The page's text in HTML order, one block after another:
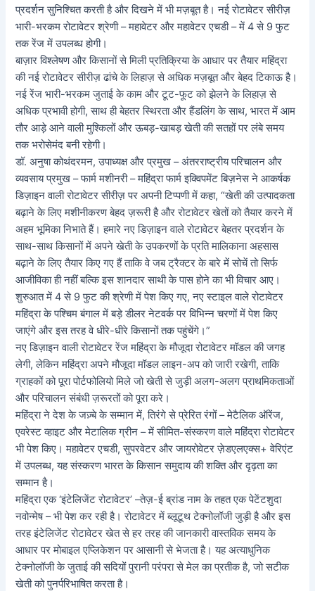
प्रदर्शन सुनिश्चित करती है और दिखने में भी मज़बूत है। नई रोटावेटर सीरीज़
भारी-भरकम रोटावेटर श्रेणी – महावेटर और महावेटर एचडी – में 4 से 9 फुट
तक रेंज में उपलब्ध होगी।
बाज़ार विश्लेषण और किसानों से मिली प्रतिक्रिया के आधार पर तैयार महिंद्रा
की नई रोटावेटर सीरीज़ ढांचे के लिहाज़ से अधिक मज़बूत और बेहद टिकाऊ है।
नई रेंज भारी-भरकम जुताई के काम और टूट-फूट को झेलने के लिहाज़ से
अधिक प्रभावी होगी, साथ ही बेहतर स्थिरता और हैंडलिंग के साथ, भारत में आम
तौर आड़े आने वाली मुश्किलों और ऊबड़-खाबड़ खेती की सतहों पर लंबे समय
तक भरोसेमंद बनी रहेगी।
डॉ. अनुषा कोथंदरमन, उपाध्यक्ष और प्रमुख – अंतरराष्ट्रीय परिचालन और
व्यवसाय प्रमुख – फार्म मशीनरी – महिंद्रा फार्म इक्विपमेंट बिज़नेस ने आकर्षक
डिज़ाइन वाली रोटावेटर सीरीज़ पर अपनी टिप्पणी में कहा, “खेती की उत्पादकता
बढ़ाने के लिए मशीनीकरण बेहद ज़रूरी है और रोटावेटर खेतों को तैयार करने में
अहम भूमिका निभाते हैं। हमारे नए डिज़ाइन वाले रोटावेटर बेहतर प्रदर्शन के
साथ-साथ किसानों में अपने खेती के उपकरणों के प्रति मालिकाना अहसास
बढ़ाने के लिए तैयार किए गए हैं ताकि वे जब ट्रैक्टर के बारे में सोचें तो सिर्फ
आजीविका ही नहीं बल्कि इस शानदार साथी के पास होने का भी विचार आए।
शुरुआत में 4 से 9 फुट की श्रेणी में पेश किए गए, नए स्टाइल वाले रोटावेटर
महिंद्रा के पश्चिम बंगाल में बड़े डीलर नेटवर्क पर विभिन्न चरणों में पेश किए
जाएंगे और इस तरह वे धीरे-धीरे किसानों तक पहुंचेंगे।”
नए डिज़ाइन वाली रोटावेटर रेंज महिंद्रा के मौजूदा रोटावेटर मॉडल की जगह
लेगी, लेकिन महिंद्रा अपने मौजूदा मॉडल लाइन-अप को जारी रखेगी, ताकि
ग्राहकों को पूरा पोर्टफोलियो मिले जो खेती से जुड़ी अलग-अलग प्राथमिकताओं
और परिचालन संबंधी ज़रूरतों को पूरा करे।
महिंद्रा ने देश के जज़्बे के सम्मान में, तिरंगे से प्रेरित रंगों – मेटैलिक ऑरेंज,
एवरेस्ट व्हाइट और मेटालिक ग्रीन – में सीमित-संस्करण वाले महिंद्रा रोटावेटर
भी पेश किए। महावेटर एचडी, सुपरवेटर और जायरोवेटर ज़ेडएलएक्स+ वेरिएंट
में उपलब्ध, यह संस्करण भारत के किसान समुदाय की शक्ति और दृढ़ता का
सम्मान है।
महिंद्रा एक ‘इंटेलिजेंट रोटावेटर’ –तेज़-ई ब्रांड नाम के तहत एक पेटेंटशुदा
नवोन्मेष – भी पेश कर रही है। रोटावेटर में ब्लूटूथ टेक्नोलॉजी जुड़ी है और इस
तरह इंटेलिजेंट रोटावेटर खेत से हर तरह की जानकारी वास्तविक समय के
आधार पर मोबाइल एप्लिकेशन पर आसानी से भेजता है। यह अत्याधुनिक
टेक्नोलॉजी के जुताई की सदियों पुरानी परंपरा से मेल का प्रतीक है, जो सटीक
खेती को पुनर्परिभाषित करता है।